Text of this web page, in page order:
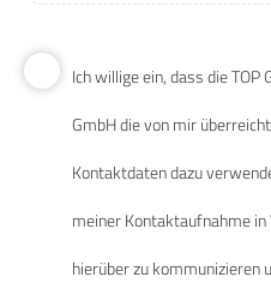
Ich willige ein, dass die TOP
GmbH die von mir
Kontaktdaten dazu
meiner Kontaktaufnahme in
hierüber zu kommunizieren